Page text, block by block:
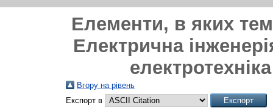
Елементи, в яких
Електрична
Вгору на рівень
Експорт в